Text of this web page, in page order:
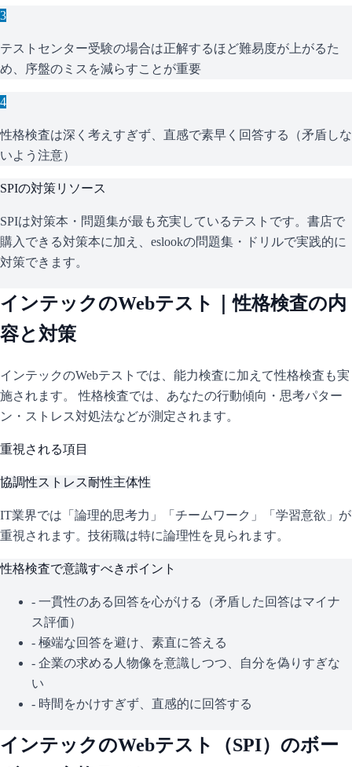
3
テストセンター受験の場合は正解するほど難易度が上がるた
め、序盤のミスを減らすことが重要
4
性格検査は深く考えすぎず、直感で素早く回答する（矛盾しな
いよう注意）
SPIの対策リソース
SPIは対策本・問題集が最も充実しているテストです。書店で
購入できる対策本に加え、eslookの問題集・ドリルで実践的に
対策できます。
インテックのWebテスト｜性格検査の内
容と対策
インテックのWebテストでは、能力検査に加えて性格検査も実
施されます。 性格検査では、あなたの行動傾向・思考パター
ン・ストレス対処法などが測定されます。
重視される項目
協調性ストレス耐性主体性
IT業界では「論理的思考力」「チームワーク」「学習意欲」が
重視されます。技術職は特に論理性を見られます。
性格検査で意識すべきポイント
- 一貫性のある回答を心がける（矛盾した回答はマイナ
ス評価）
- 極端な回答を避け、素直に答える
- 企業の求める人物像を意識しつつ、自分を偽りすぎな
い
- 時間をかけすぎず、直感的に回答する
インテックのWebテスト（SPI）のボー